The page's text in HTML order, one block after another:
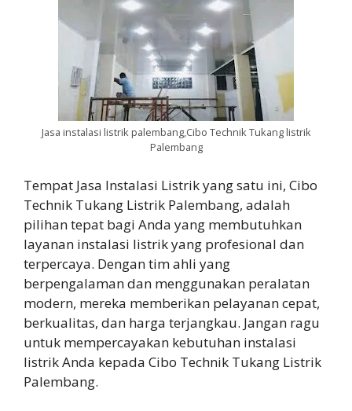
Jasa instalasi listrik palembang,Cibo Technik Tukang listrik
Palembang
Tempat Jasa Instalasi Listrik yang satu ini, Cibo
Technik Tukang Listrik Palembang, adalah
pilihan tepat bagi Anda yang membutuhkan
layanan instalasi listrik yang profesional dan
terpercaya. Dengan tim ahli yang
berpengalaman dan menggunakan peralatan
modern, mereka memberikan pelayanan cepat,
berkualitas, dan harga terjangkau. Jangan ragu
untuk mempercayakan kebutuhan instalasi
listrik Anda kepada Cibo Technik Tukang Listrik
Palembang.